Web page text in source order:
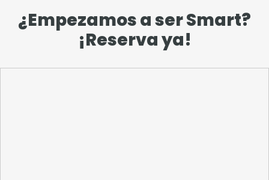
¿Empezamos a ser Smart?
¡Reserva ya!